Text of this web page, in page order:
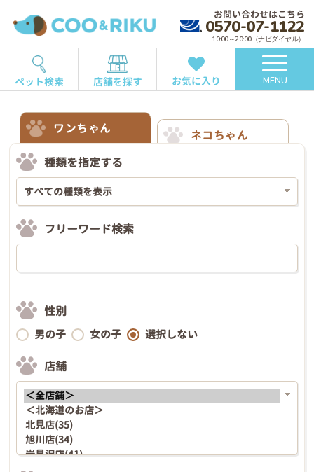
お問い合わせはこちら
0570-07-1122
10:00～20:00（ナビダイヤル）
ペット検索 店舗を探す お気に入り MENU
ワンちゃん
ネコちゃん
種類を指定する
フリーワード検索
性別
男の子 女の子 選択しない
店舗